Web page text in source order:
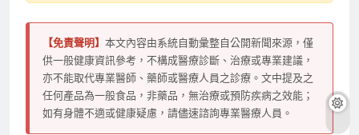
【免責聲明】 本文內容由系統自動彙整自公開新聞來源，僅
供一般健康資訊參考，不構成醫療診斷、治療或專業建議，
亦不能取代專業醫師、藥師或醫療人員之診療。文中提及之
任何產品為一般食品，非藥品，無治療或預防疾病之效能；
如有身體不適或健康疑慮，請儘速諮詢專業醫療人員。